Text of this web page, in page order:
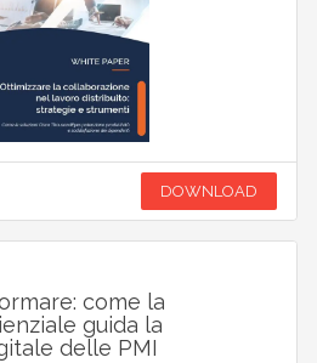
DOWNLOAD
come la
guida la
delle PMI